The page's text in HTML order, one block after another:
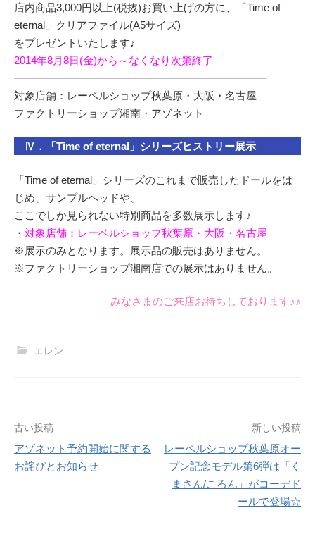
店内商品3,000円以上(税抜)お買い上げの方に、「Time of
eternal」クリアファイル(A5サイズ)
をプレゼントいたします♪
2014年8月8日(金)から～なくなり次第終了
――――――――――――――――――――――――
対象店舗：レーベルショップ秋葉原・大阪・名古屋
ファクトリーショップ湘南・アゾネット
Ⅳ．「Time of eternal」シリーズヒストリー展示
「Time of eternal」シリーズのこれまで販売したドールをは
じめ、サンプルヘッドや、
ここでしか見られない特別商品を多数展示します♪
・ 対象店舗：レーベルショップ秋葉原・大阪・名古屋
※展示のみとなります。展示品の販売はありません。
※ファクトリーショップ湘南店での展示はありません。
みなさまのご来店お待ちしております♪♪
エレン
投
稿
古い投稿
アゾネット予約開始に関する
お詫びとお知らせ
新しい投稿
レーベルショップ秋葉原オー
プン記念モデル第6弾は「く
まさん/ころん」がコーデド
ールで登場☆